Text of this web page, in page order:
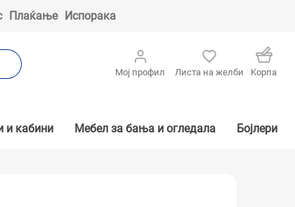
Плаќање Испорака
Мој профил Листа на желби Kорпа
и кабини Мебел за бања и огледала Бојлери